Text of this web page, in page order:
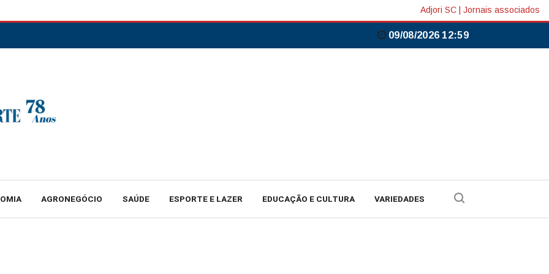
Adjori SC Jornais associados
09/08/2026 12:59
AGRONEGÓCIO SAÚDE ESPORTE E LAZER EDUCAÇÃO E CULTURA VARIEDADES